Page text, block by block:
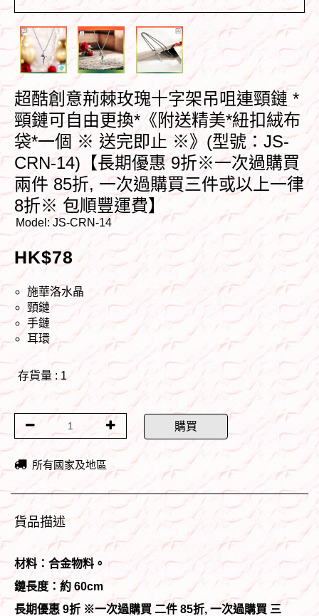
超酷創意荊棘玫瑰十字架吊咀連頸鏈 *
頸鏈可自由更換*《附送精美*紐扣絨布
袋*一個 ※ 送完即止 ※》(型號：JS-
CRN-14)【長期優惠 9折※一次過購買
兩件 85折, 一次過購買三件或以上一律
8折※ 包順豐運費】
Model:JS-CRN-14
HK$78
施華洛水晶
頸鏈
手鏈
耳環
存貨量 : 1
購買
所有國家及地區
貨品描述
材料：合金物料。
鏈長度：約 60cm
長期優惠 9折 ※一次過購買 二件 85折, 一次過購買 三